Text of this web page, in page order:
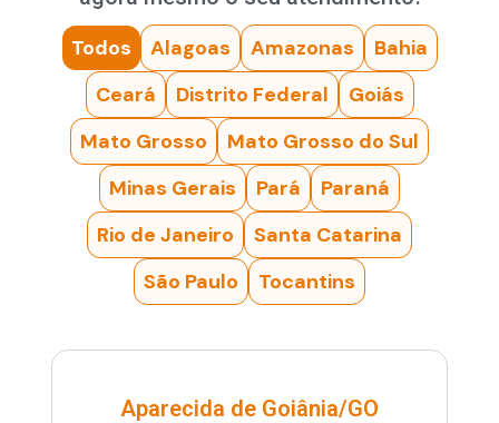
Alagoas
Amazonas
Bahia
Ceará
Distrito Federal
Goiás
Mato Grosso
Mato Grosso do Sul
Minas Gerais
Pará
Paraná
Rio de Janeiro
Santa Catarina
São Paulo
Tocantins
Todos
Aparecida de Goiânia/GO